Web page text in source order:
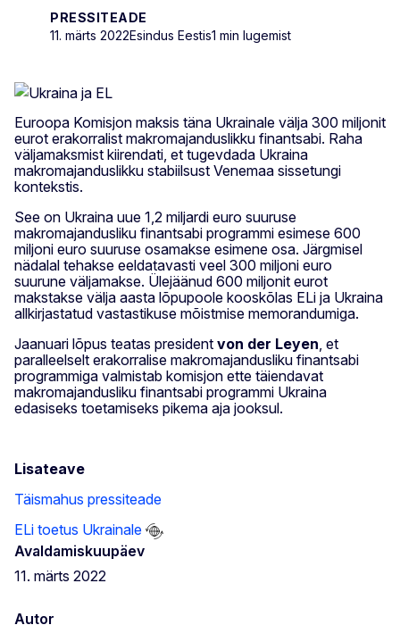
PRESSITEADE
11. märts 2022Esindus Eestis1 min lugemist
Euroopa Komisjon maksis täna Ukrainale välja 300 miljonit
eurot erakorralist makromajanduslikku finantsabi. Raha
väljamaksmist kiirendati, et tugevdada Ukraina
makromajanduslikku stabiilsust Venemaa sissetungi
kontekstis.
See on Ukraina uue 1,2 miljardi euro suuruse
makromajandusliku finantsabi programmi esimese 600
miljoni euro suuruse osamakse esimene osa. Järgmisel
nädalal tehakse eeldatavasti veel 300 miljoni euro
suurune väljamakse. Ülejäänud 600 miljonit eurot
makstakse välja aasta lõpupoole kooskõlas ELi ja Ukraina
allkirjastatud vastastikuse mõistmise memorandumiga.
Jaanuari lõpus teatas president von der Leyen , et
paralleelselt erakorralise makromajandusliku finantsabi
programmiga valmistab komisjon ette täiendavat
makromajandusliku finantsabi programmi Ukraina
edasiseks toetamiseks pikema aja jooksul.
Lisateave
Täismahus pressiteade
ELi toetus Ukrainale
Avaldamiskuupäev
11. märts 2022
Autor